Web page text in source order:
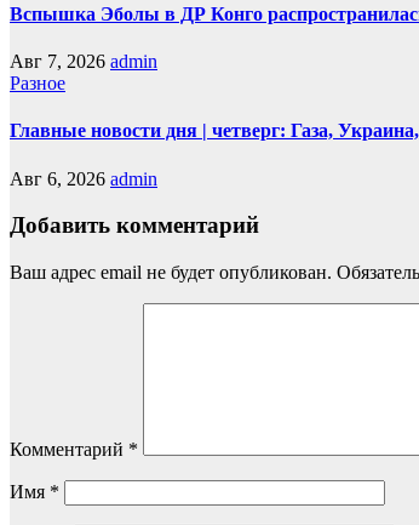
Вспышка Эболы в ДР Конго
Авг 7, 2026 admin
Разное
Главные новости дня | четверг: Газа,
Авг 6, 2026 admin
Добавить комментарий
Ваш адрес email не будет опубликован.
Комментарий *
Имя *